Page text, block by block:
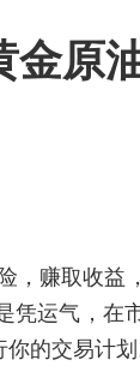
金原
赚取收益
凭运气，在
的交易计划